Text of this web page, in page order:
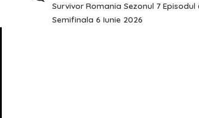
Survivor Romania Sezonul 7 Episodul
Semifinala 6 Iunie 2026